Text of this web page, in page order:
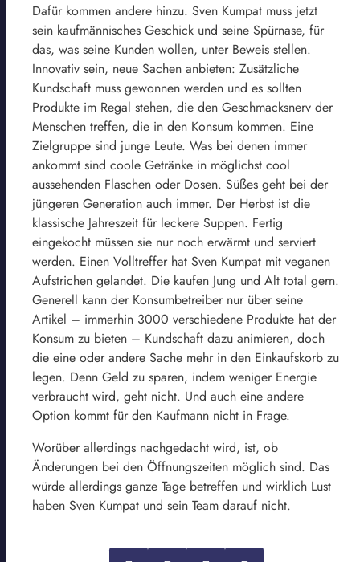
Dafür kommen andere hinzu. Sven Kumpat muss jetzt
sein kaufmännisches Geschick und seine Spürnase, für
das, was seine Kunden wollen, unter Beweis stellen.
Innovativ sein, neue Sachen anbieten: Zusätzliche
Kundschaft muss gewonnen werden und es sollten
Produkte im Regal stehen, die den Geschmacksnerv der
Menschen treffen, die in den Konsum kommen. Eine
Zielgruppe sind junge Leute. Was bei denen immer
ankommt sind coole Getränke in möglichst cool
aussehenden Flaschen oder Dosen. Süßes geht bei der
jüngeren Generation auch immer. Der Herbst ist die
klassische Jahreszeit für leckere Suppen. Fertig
eingekocht müssen sie nur noch erwärmt und serviert
werden. Einen Volltreffer hat Sven Kumpat mit veganen
Aufstrichen gelandet. Die kaufen Jung und Alt total gern.
Generell kann der Konsumbetreiber nur über seine
Artikel – immerhin 3000 verschiedene Produkte hat der
Konsum zu bieten – Kundschaft dazu animieren, doch
die eine oder andere Sache mehr in den Einkaufskorb zu
legen. Denn Geld zu sparen, indem weniger Energie
verbraucht wird, geht nicht. Und auch eine andere
Option kommt für den Kaufmann nicht in Frage.
Worüber allerdings nachgedacht wird, ist, ob
Änderungen bei den Öffnungszeiten möglich sind. Das
würde allerdings ganze Tage betreffen und wirklich Lust
haben Sven Kumpat und sein Team darauf nicht.